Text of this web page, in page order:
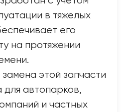
в тяжелых
его
на протяжении
этой запчасти
автопарков,
и частных